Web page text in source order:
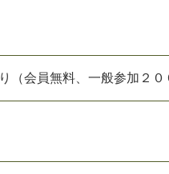
（会員無料、一般参加２０